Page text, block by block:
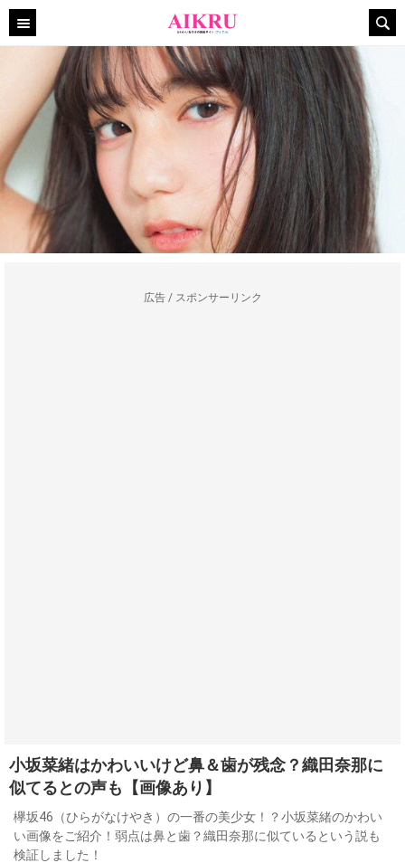
広告 / スポンサーリンク
小坂菜緒はかわいいけど鼻＆歯が残念？織田奈那に
似てるとの声も【画像あり】
欅坂46（ひらがなけやき）の一番の美少女！？小坂菜緒のかわい
い画像をご紹介！弱点は鼻と歯？織田奈那に似ているという説も
検証しました！